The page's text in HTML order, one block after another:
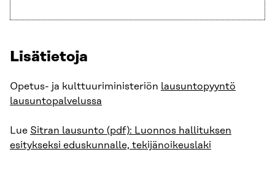
Lisätietoja
Opetus- ja kulttuuriministeriön lausuntopyyntö
lausuntopalvelussa
Lue Sitran lausunto (pdf): Luonnos hallituksen
esitykseksi eduskunnalle, tekijänoikeuslaki